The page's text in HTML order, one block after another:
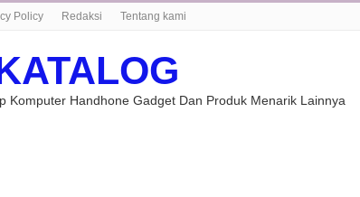
Policy Redaksi Tentang kami
Komputer Handhone Gadget Dan Produk Menarik Lainnya